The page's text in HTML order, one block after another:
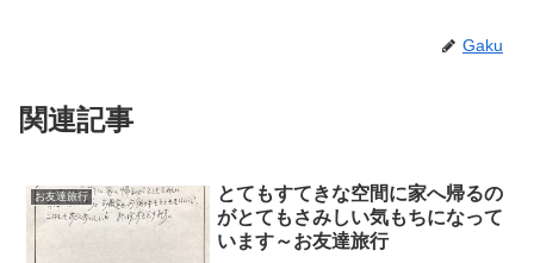
Gaku
関連記事
お友達旅行
とてもすてきな空間に家へ帰るの
がとてもさみしい気もちになって
います～お友達旅行